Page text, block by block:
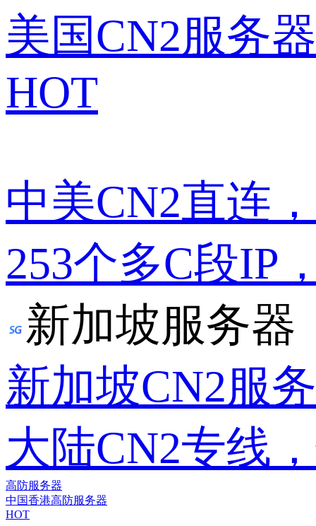
美国CN2服务器
HOT
中美CN2直连
253个多C段IP
新加坡服务器
新加坡CN2服
大陆CN2专线
高防服务器
中国香港高防服务器
HOT